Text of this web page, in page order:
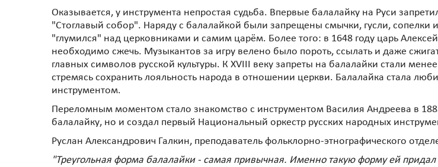
Оказывается, у инструмента непростая судьба. Впервые балалайку на Руси
"Стоглавый собор". Наряду с балалайкой были запрещены смычки, гусли,
"глумился" над церковниками и самим царём. Более того: в 1648 году царь
необходимо сжечь. Музыкантов за игру велено было пороть, ссылать и даже
главных символов русской культуры. К XVIII веку запреты на балалайки стали
стремясь сохранить лояльность народа в отношении церкви. Балалайка стала
инструментом.
Переломным моментом стало знакомство с инструментом Василия Андреева в
балалайку, но и создал первый Национальный оркестр русских народных
Руслан Александрович Галкин, преподаватель фольклорно-этнографического
"Треугольная форма балалайки - самая привычная. Именно такую форму ей